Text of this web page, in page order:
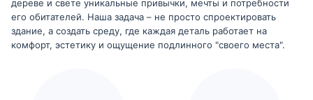
дереве и свете уникальные привычки, мечты и потребности
его обитателей. Наша задача – не просто спроектировать
здание, а создать среду, где каждая деталь работает на
комфорт, эстетику и ощущение подлинного "своего места".